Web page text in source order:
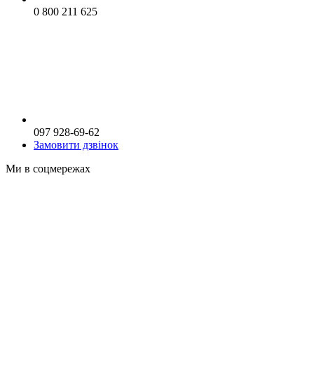
0 800 211 625
097 928-69-62
Замовити дзвінок
Ми в соцмережах